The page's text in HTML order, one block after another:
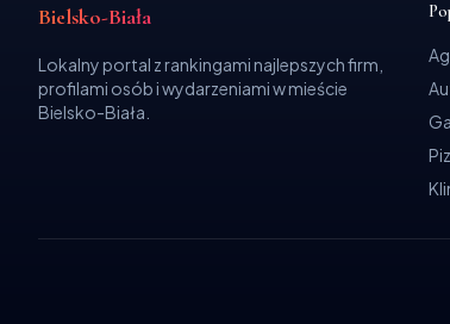
Bielsko-Biała
Lokalny portal z rankingami najlepszych firm,
profilami osób i wydarzeniami w mieście
Bielsko-Biała.